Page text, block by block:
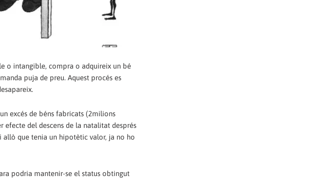
o intangible, compra o adquireix un bé
puja de preu. Aquest procés es
excés de béns fabricats (2milions
del descens de la natalitat després
que tenia un hipotètic valor, ja no ho
podria mantenir-se el status obtingut